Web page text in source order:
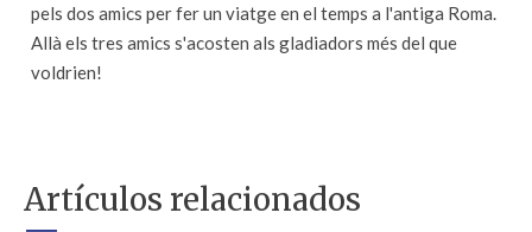
pels dos amics per fer un viatge en el temps a l'antiga Roma.
Allà els tres amics s'acosten als gladiadors més del que
voldrien!
Artículos relacionados